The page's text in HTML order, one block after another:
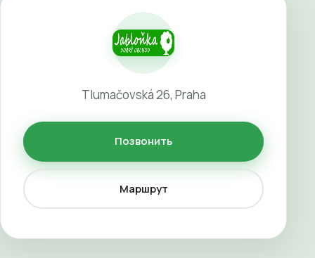
Tlumačovská 26, Praha
Позвонить
Маршрут